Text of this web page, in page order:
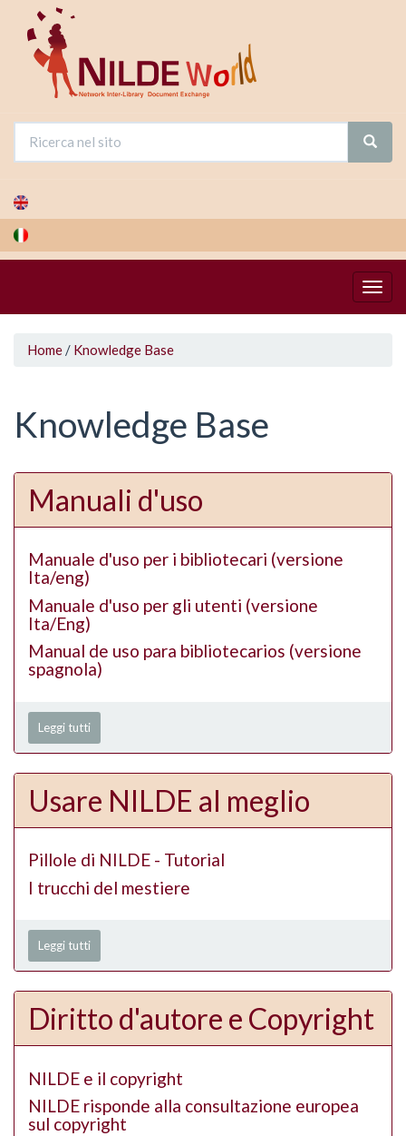
contenuto
principale
Tu
qui
Home / Knowledge Base
Knowledge Base
Manuali d'uso
Manuale d'uso per i bibliotecari (versione
Ita/eng)
Manuale d'uso per gli utenti (versione
Ita/Eng)
Manual de uso para bibliotecarios (versione
spagnola)
Leggi tutti
Usare NILDE al meglio
Pillole di NILDE - Tutorial
I trucchi del mestiere
Leggi tutti
Diritto d'autore e Copyright
NILDE e il copyright
NILDE risponde alla consultazione europea
sul copyright